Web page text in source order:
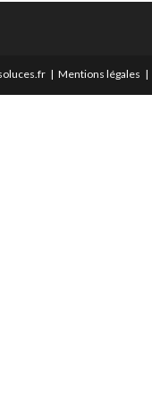
Mentions légales